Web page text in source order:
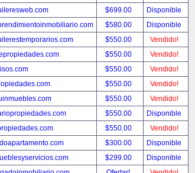
$699.00
Disponible
$580.00
Disponible
$550.00
Vendido!
$550.00
Vendido!
$550.00
Vendido!
$550.00
Vendido!
$550.00
Vendido!
$550.00
Disponible
$550.00
Vendido!
$300.00
Disponible
$299.00
Disponible